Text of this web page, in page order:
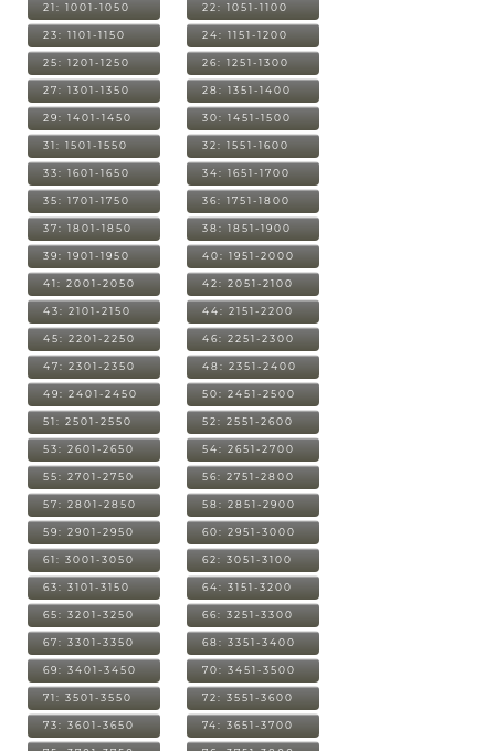
21: 1001-1050 22: 1051-1100
23: 1101-1150 24: 1151-1200
25: 1201-1250 26: 1251-1300
27: 1301-1350 28: 1351-1400
29: 1401-1450 30: 1451-1500
31: 1501-1550 32: 1551-1600
33: 1601-1650 34: 1651-1700
35: 1701-1750 36: 1751-1800
37: 1801-1850 38: 1851-1900
39: 1901-1950 40: 1951-2000
41: 2001-2050 42: 2051-2100
43: 2101-2150 44: 2151-2200
45: 2201-2250 46: 2251-2300
47: 2301-2350 48: 2351-2400
49: 2401-2450 50: 2451-2500
51: 2501-2550 52: 2551-2600
53: 2601-2650 54: 2651-2700
55: 2701-2750 56: 2751-2800
57: 2801-2850 58: 2851-2900
59: 2901-2950 60: 2951-3000
61: 3001-3050 62: 3051-3100
63: 3101-3150 64: 3151-3200
65: 3201-3250 66: 3251-3300
67: 3301-3350 68: 3351-3400
69: 3401-3450 70: 3451-3500
71: 3501-3550 72: 3551-3600
73: 3601-3650 74: 3651-3700